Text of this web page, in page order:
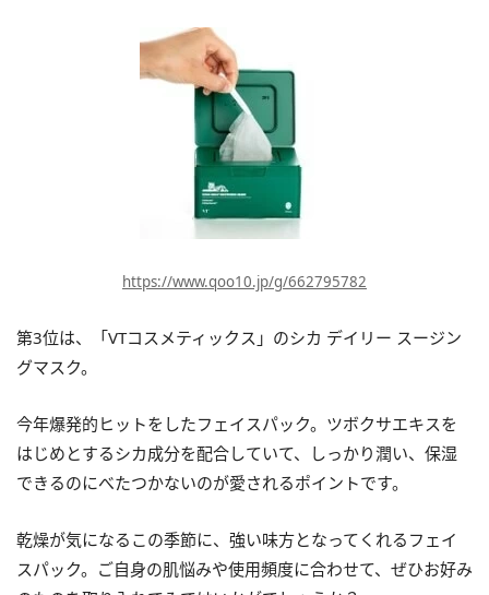
https://www.qoo10.jp/g/662795782
第3位は、「VTコスメティックス」のシカ デイリー スージン
グマスク。
今年爆発的ヒットをしたフェイスパック。ツボクサエキスを
はじめとするシカ成分を配合していて、しっかり潤い、保湿
できるのにべたつかないのが愛されるポイントです。
乾燥が気になるこの季節に、強い味方となってくれるフェイ
スパック。ご自身の肌悩みや使用頻度に合わせて、ぜひお好み